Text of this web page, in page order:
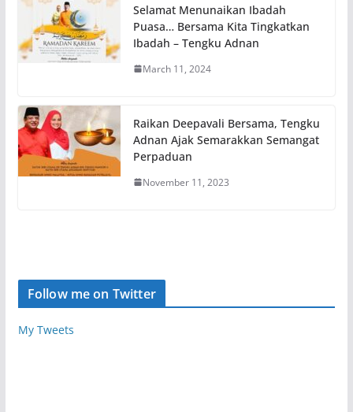
Selamat Menunaikan Ibadah
Puasa… Bersama Kita Tingkatkan
Ibadah – Tengku Adnan
March 11, 2024
Raikan Deepavali Bersama, Tengku
Adnan Ajak Semarakkan Semangat
Perpaduan
November 11, 2023
Follow me on Twitter
My Tweets